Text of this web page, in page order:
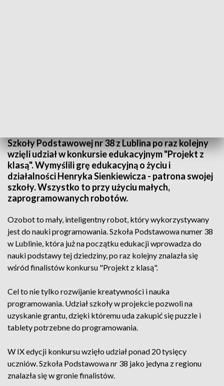
Szkoły Podstawowej nr 38 z Lublina po raz kolejny
wzięli udział w konkursie edukacyjnym "Projekt z
klasą". Wymyślili grę edukacyjną o życiu i
działalności Henryka Sienkiewicza - patrona swojej
szkoły. Wszystko to przy użyciu małych,
zaprogramowanych robotów.
Ozobot to mały, inteligentny robot, który wykorzystywany
jest do nauki programowania. Szkoła Podstawowa numer 38
w Lublinie, która już na początku edukacji wprowadza do
nauki podstawy tej dziedziny, po raz kolejny znalazła się
wśród finalistów konkursu "Projekt z klasą".
Cel to nie tylko rozwijanie kreatywności i nauka
programowania. Udział szkoły w projekcie pozwoli na
uzyskanie grantu, dzięki któremu uda zakupić się puzzle i
tablety potrzebne do programowania.
W IX edycji konkursu wzięło udział ponad 20 tysięcy
uczniów. Szkoła Podstawowa nr 38 jako jedyna z regionu
znalazła się w gronie finalistów.